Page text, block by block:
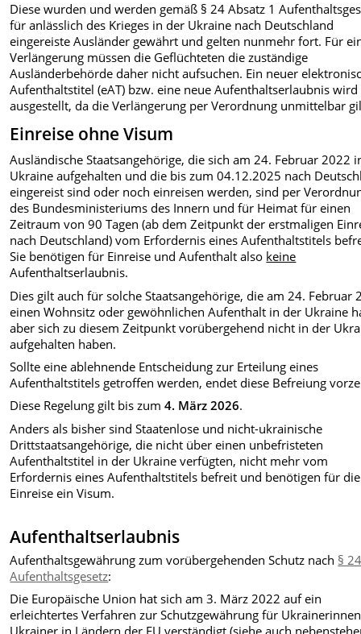
Diese wurden und werden gemäß § 24 Absatz 1
für anlässlich des Krieges in der Ukraine nach Deutschland
eingereiste Ausländer gewährt und gelten nunmehr fort. Für
Verlängerung müssen die Geflüchteten die zuständige
Ausländerbehörde daher nicht aufsuchen. Ein neuer
Aufenthaltstitel (eAT) bzw. eine neue Aufenthaltserlaubnis
ausgestellt, da die Verlängerung per Verordnung unmittelbar
Einreise ohne Visum
Ausländische Staatsangehörige, die sich am 24. Februar 2022
Ukraine aufgehalten und die bis zum 04.12.2025 nach
eingereist sind oder noch einreisen werden, sind per
des Bundesministeriums des Innern und für Heimat für einen
Zeitraum von 90 Tagen (ab dem Zeitpunkt der erstmaligen
nach Deutschland) vom Erfordernis eines Aufenthaltstitels
Sie benötigen für Einreise und Aufenthalt also keine
Aufenthaltserlaubnis.
Dies gilt auch für solche Staatsangehörige, die am 24. Februar
einen Wohnsitz oder gewöhnlichen Aufenthalt in der Ukraine
aber sich zu diesem Zeitpunkt vorübergehend nicht in der
aufgehalten haben.
Sollte eine ablehnende Entscheidung zur Erteilung eines
Aufenthaltstitels getroffen werden, endet diese Befreiung
Diese Regelung gilt bis zum4. März 2026.
Anders als bisher sind Staatenlose und nicht-ukrainische
Drittstaatsangehörige, die nicht über einen unbefristeten
Aufenthaltstitel in der Ukraine verfügten, nicht mehr vom
Erfordernis eines Aufenthaltstitels befreit und benötigen für die
Einreise ein Visum.
Aufenthaltserlaubnis
Aufenthaltsgewährung zum vorübergehenden Schutz nach §
Aufenthaltsgesetz:
Die Europäische Union hat sich am 3. März 2022 auf ein
erleichtertes Verfahren zur Schutzgewährung für
Ukrainer in Ländern der EU verständigt (siehe auch